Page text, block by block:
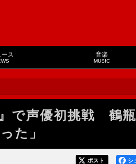
ース 音楽
MUSIC
で声優初挑戦 鶴
た」
シ
ポスト